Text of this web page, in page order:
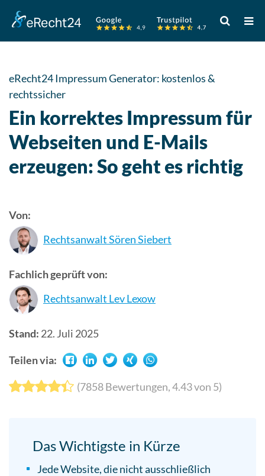
Verwende
die
Pfeile
oben
um
Ergebnis
Touch-
eRecht24 Impressum Generator: kostenlos &
rechtssicher
Ein korrektes Impressum für
Webseiten und E-Mails
erzeugen: So geht es richtig
Von:
Rechtsanwalt Sören Siebert
Fachlich geprüft von:
Rechtsanwalt Lev Lexow
Stand: 22. Juli 2025
Teilen via:
(7858Bewertungen,4.43von 5)
Das Wichtigste in Kürze
Jede Website, die nicht ausschließlich